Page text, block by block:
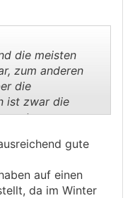
die meisten
zum anderen
die
ist zwar die
etwas zu
aushalten. Wie
gute
auf einen
da im Winter